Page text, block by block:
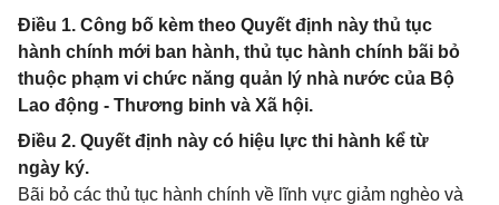
Điều 1. Công bố kèm theo Quyết định này thủ tục
hành chính mới ban hành, thủ tục hành chính bãi bỏ
thuộc phạm vi chức năng quản lý nhà nước của Bộ
Lao động - Thương binh và Xã hội.
Điều 2. Quyết định này có hiệu lực thi hành kể từ
ngày ký.
Bãi bỏ các thủ tục hành chính về lĩnh vực giảm nghèo và